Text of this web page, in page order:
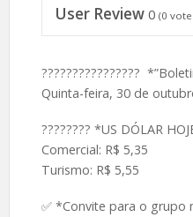
User Review 0 (0
????????????????
Quinta-feira, 30 de
????️???? *US DÓLAR
Comercial: R$ 5,35
Turismo: R$ 5,55
✅ *Convite para o grupo